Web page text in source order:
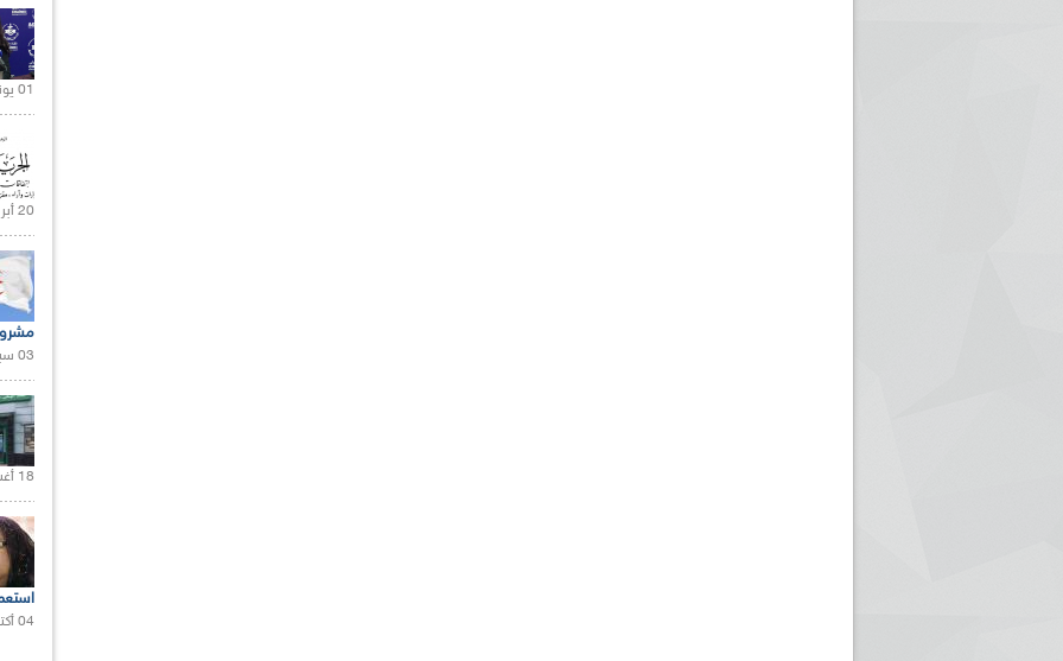
01 يونيو 2021 |
20 أبريل 2021 |
03 سبتمبر 2020 |
18 أغسطس 2020 |
04 أكتوبر 2020 |